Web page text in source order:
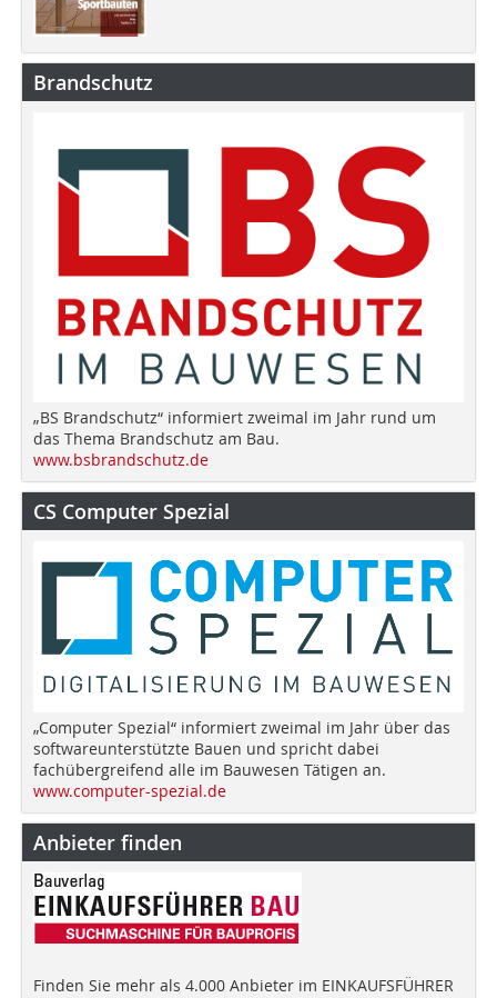
Brandschutz
„BS Brandschutz“ informiert zweimal im Jahr rund um
das Thema Brandschutz am Bau.
www.bsbrandschutz.de
CS Computer Spezial
„Computer Spezial“ informiert zweimal im Jahr über das
softwareunterstützte Bauen und spricht dabei
fachübergreifend alle im Bauwesen Tätigen an.
www.computer-spezial.de
Anbieter finden
Finden Sie mehr als 4.000 Anbieter im EINKAUFSFÜHRER